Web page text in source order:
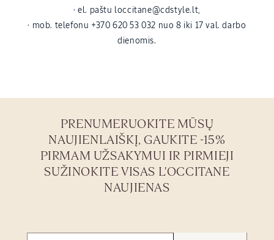
· el. paštu loccitane@cdstyle.lt,
· mob. telefonu +370 620 53 032 nuo 8 iki 17 val. darbo
dienomis.
PRENUMERUOKITE MŪSŲ
NAUJIENLAIŠKĮ, GAUKITE -15%
PIRMAM UŽSAKYMUI IR PIRMIEJI
SUŽINOKITE VISAS L'OCCITANE
NAUJIENAS